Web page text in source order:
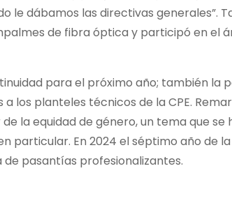
le dábamos las directivas generales”.
de fibra óptica y participó en el
para el próximo año; también la
los planteles técnicos de la CPE.
la equidad de género, un tema que se
En 2024 el séptimo año de la
pasantías profesionalizantes.